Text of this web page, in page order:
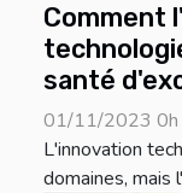
Comment
santé
01/11/2023 0h
L'innovation
domaines, mais